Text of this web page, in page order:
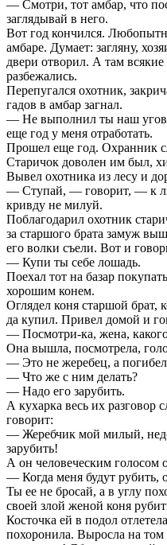
— Смотри, тот амбар, что
заглядывай в него.
Вот год кончился.
амбаре. Думает: загляну,
двери отворил. А там
разбежались.
Перепугался охотник,
гадов в амбар загнал.
— Не выполнил ты наш
еще год у меня отработать.
Прошел еще год. Охранник
Старичок доволен им был,
Вывел охотника из лесу и
— Ступай, — говорит, — к
кривду не милуй.
Поблагодарил охотник
за старшого брата замуж
его волки съели. Вот и
— Купи ты себе лошадь.
Поехал тот на базар
хорошим конем.
Оглядел коня старшой брат,
да купил. Привел домой и
— Посмотри-ка, жена,
Она вышла, посмотрела,
— Это не жеребец, а
— Что же с ним делать?
— Надо его зарубить.
А кухарка весь их
говорит:
— Жеребчик мой милый,
зарубить!
А он человеческим голосом
— Когда меня будут рубить,
Ты ее не бросай, а в углу
своей злой женой коня
Косточка ей в подол
похоронила. Выросла на том